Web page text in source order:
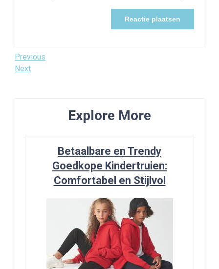
Bericht
navigatie
Previous
Post
Previous
Next
Next
Explore More
Betaalbare en Trendy
Goedkope Kindertruien:
Comfortabel en Stijlvol